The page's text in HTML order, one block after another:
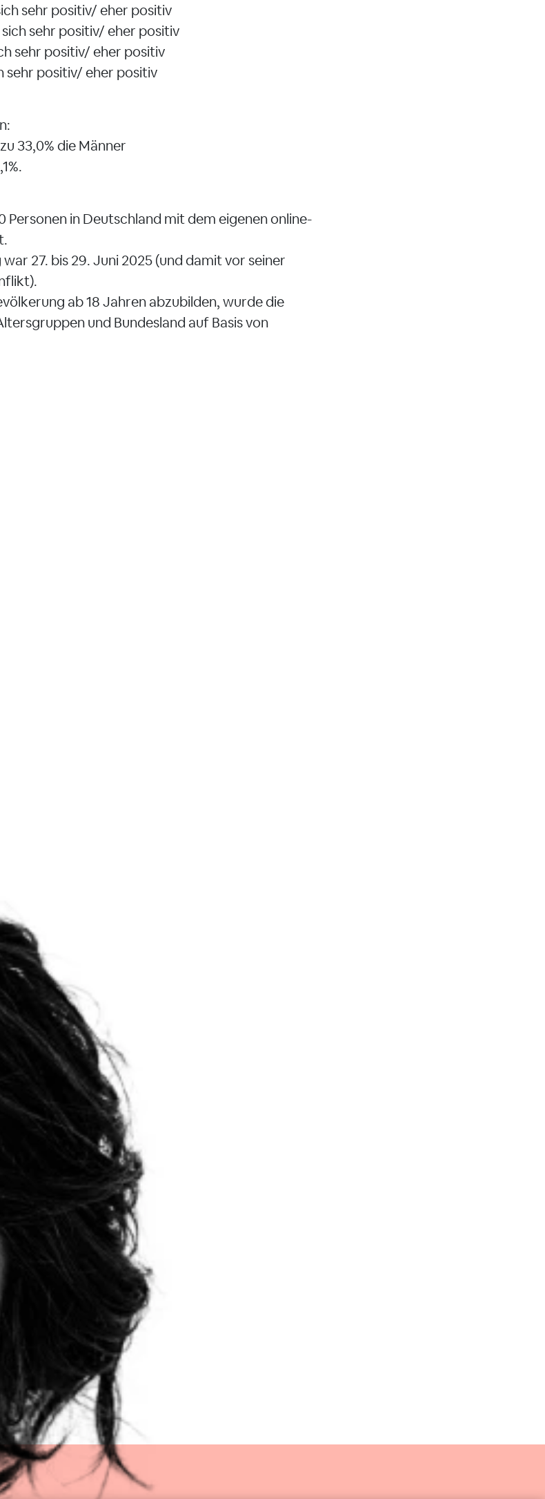
sehr positiv/ eher positiv
sehr positiv/ eher positiv
sehr positiv/ eher positiv
sehr positiv/ eher positiv
33,0% die Männer
Personen in Deutschland mit dem eigenen online-
27. bis 29. Juni 2025 (und damit vor seiner
ab 18 Jahren abzubilden, wurde die
und Bundesland auf Basis von